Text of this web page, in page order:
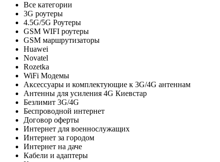
Все категории
3G роутеры
4.5G/5G Роутеры
GSM WIFI роутеры
GSM маршрутизаторы
Huawei
Novatel
Rozetka
WiFi Модемы
Аксессуары и комплектующие к 3G/4G антеннам
Антенны для усиления 4G Киевстар
Безлимит 3G/4G
Беспроводной интернет
Договор оферты
Интернет для военнослужащих
Интернет за городом
Интернет на даче
Кабели и адаптеры